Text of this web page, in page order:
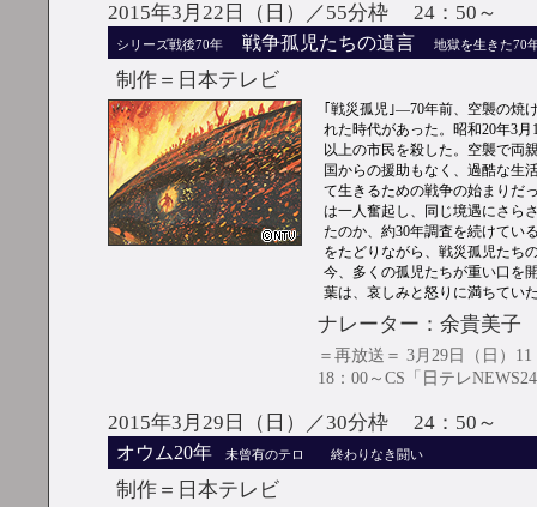
2015年3月22日（日）／55分枠 24：50～
シリーズ戦後70年 戦争孤児たちの遺言 地獄を生きた70
制作＝日本テレビ
｢戦災孤児｣―70年前、空襲の焼
れた時代があった。昭和20年3
以上の市民を殺した。空襲で両
国からの援助もなく、過酷な生
て生きるための戦争の始まりだ
は一人奮起し、同じ境遇にさら
たのか、約30年調査を続けてい
をたどりながら、戦災孤児たち
今、多くの孤児たちが重い口を
葉は、哀しみと怒りに満ちてい
ナレーター：余貴美子
＝再放送＝ 3月29日（日）
18：00～CS「日テレ
2015年3月29日（日）／30分枠 24：50～
オウム20年 未曾有のテロ 終わりなき闘い
制作＝日本テレビ